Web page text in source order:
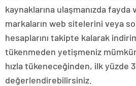
kaynaklarına ulaşmanızda fayda
markaların web sitelerini veya
hesaplarını takipte kalarak
tükenmeden yetişmeniz
hızla tükeneceğinden, ilk yüzde
değerlendirebilirsiniz.